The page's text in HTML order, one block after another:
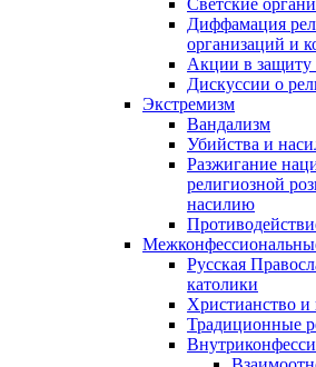
Светские
Диффамация
организаций и
Акции в защиту
Дискуссии о
Экстремизм
Вандализм
Убийства и
Разжигание
религиозной
насилию
Русская
католики
Христианство и
Традиционные